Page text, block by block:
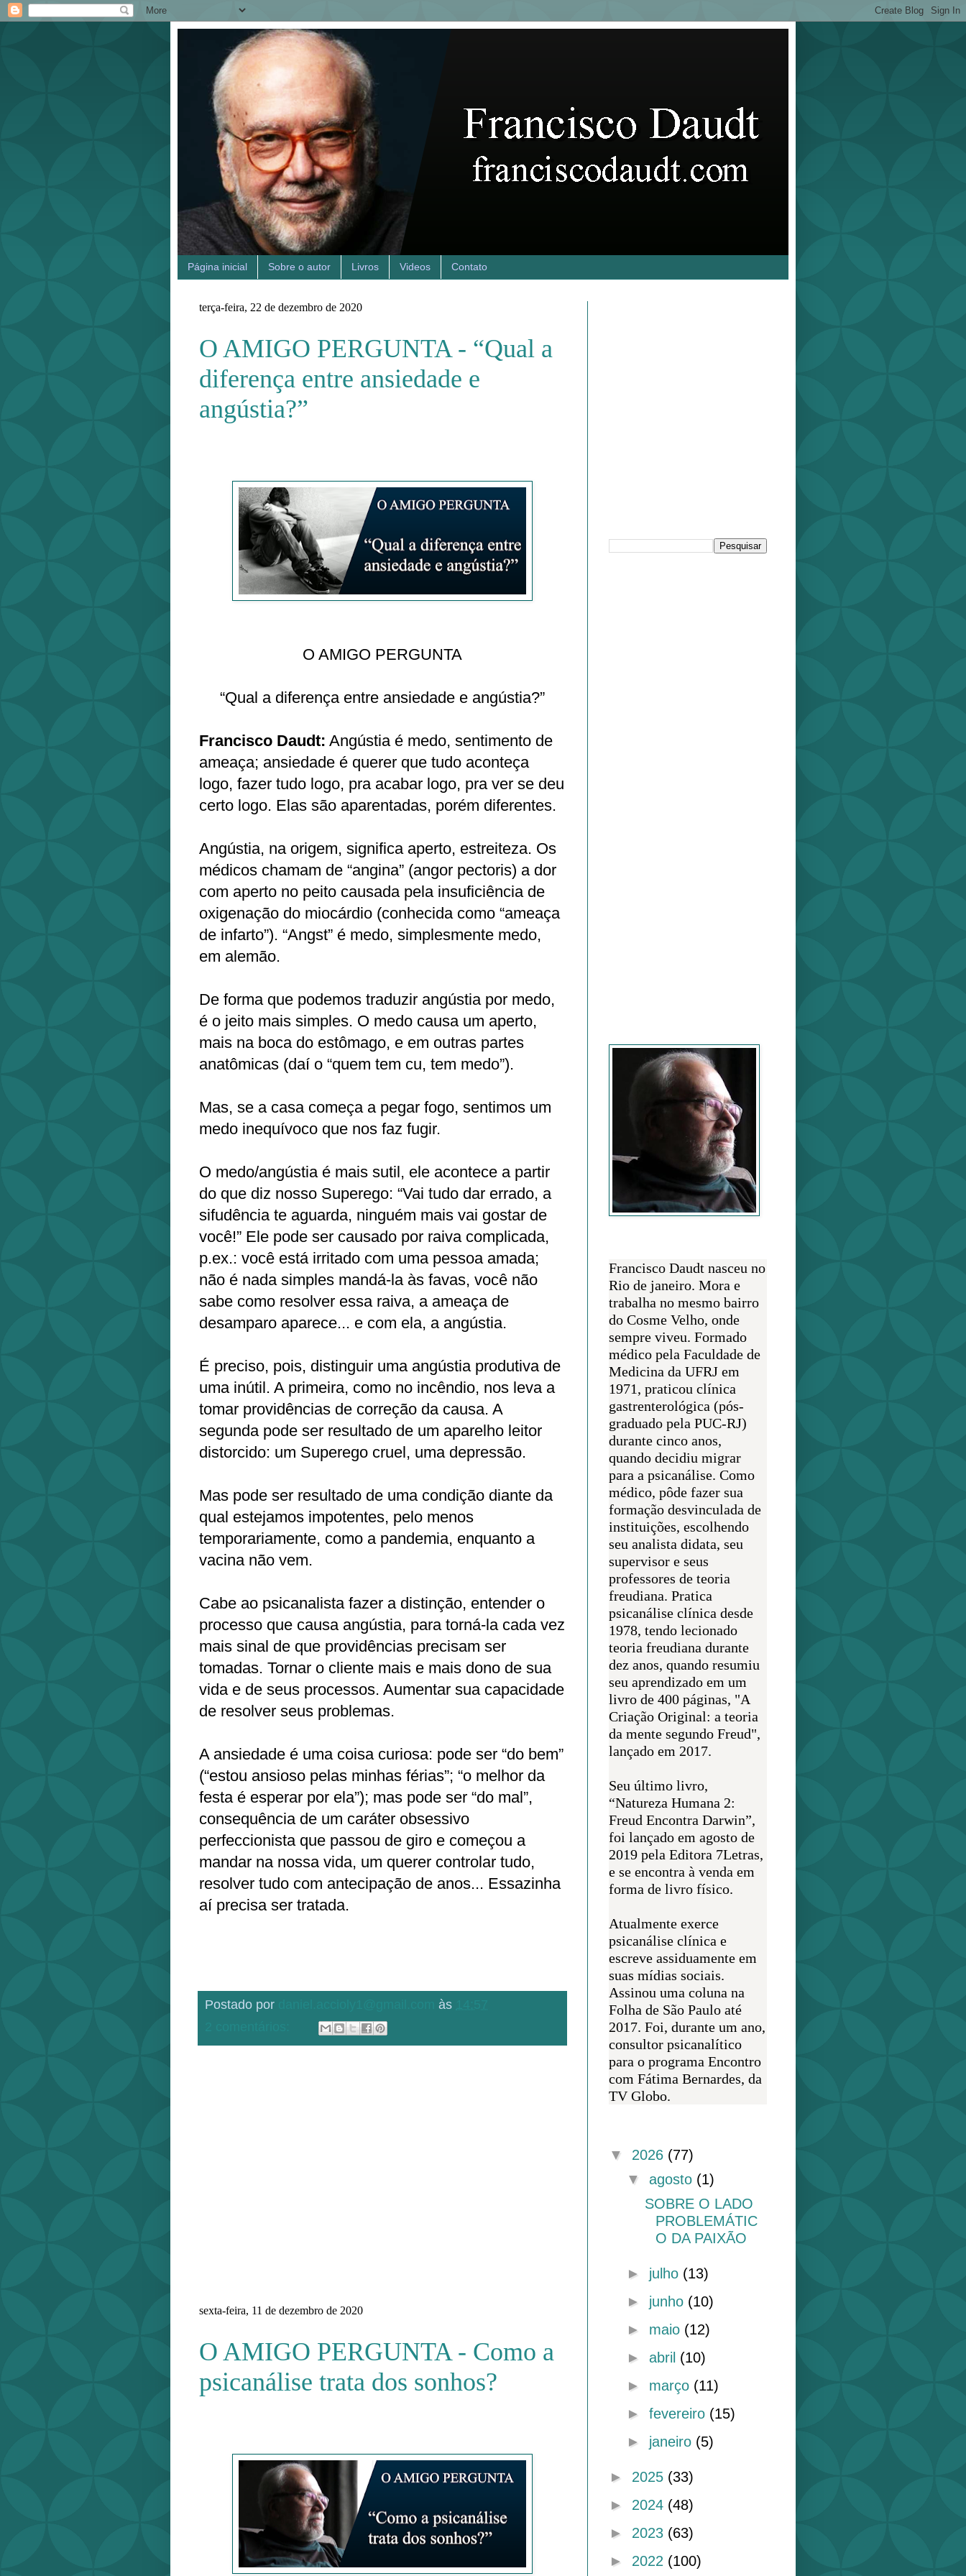
Página inicial Sobre o autor Livros Videos Contato
terça-feira, 22 de dezembro de 2020
O AMIGO PERGUNTA - “Qual a
diferença entre ansiedade e
angústia?”
O AMIGO PERGUNTA
“Qual a diferença entre ansiedade e angústia?”
Francisco Daudt: Angústia é medo, sentimento de
ameaça; ansiedade é querer que tudo aconteça
logo, fazer tudo logo, pra acabar logo, pra ver se deu
certo logo. Elas são aparentadas, porém diferentes.
Angústia, na origem, significa aperto, estreiteza. Os
médicos chamam de “angina” (angor pectoris) a dor
com aperto no peito causada pela insuficiência de
oxigenação do miocárdio (conhecida como “ameaça
de infarto”). “Angst” é medo, simplesmente medo,
em alemão.
De forma que podemos traduzir angústia por medo,
é o jeito mais simples. O medo causa um aperto,
mais na boca do estômago, e em outras partes
anatômicas (daí o “quem tem cu, tem medo”).
Mas, se a casa começa a pegar fogo, sentimos um
medo inequívoco que nos faz fugir.
O medo/angústia é mais sutil, ele acontece a partir
do que diz nosso Superego: “Vai tudo dar errado, a
sifudência te aguarda, ninguém mais vai gostar de
você!” Ele pode ser causado por raiva complicada,
p.ex.: você está irritado com uma pessoa amada;
não é nada simples mandá-la às favas, você não
sabe como resolver essa raiva, a ameaça de
desamparo aparece... e com ela, a angústia.
É preciso, pois, distinguir uma angústia produtiva de
uma inútil. A primeira, como no incêndio, nos leva a
tomar providências de correção da causa. A
segunda pode ser resultado de um aparelho leitor
distorcido: um Superego cruel, uma depressão.
Mas pode ser resultado de uma condição diante da
qual estejamos impotentes, pelo menos
temporariamente, como a pandemia, enquanto a
vacina não vem.
Cabe ao psicanalista fazer a distinção, entender o
processo que causa angústia, para torná-la cada vez
mais sinal de que providências precisam ser
tomadas. Tornar o cliente mais e mais dono de sua
vida e de seus processos. Aumentar sua capacidade
de resolver seus problemas.
A ansiedade é uma coisa curiosa: pode ser “do bem”
(“estou ansioso pelas minhas férias”; “o melhor da
festa é esperar por ela”); mas pode ser “do mal”,
consequência de um caráter obsessivo
perfeccionista que passou de giro e começou a
mandar na nossa vida, um querer controlar tudo,
resolver tudo com antecipação de anos... Essazinha
aí precisa ser tratada.
Postado por às
sexta-feira, 11 de dezembro de 2020
O AMIGO PERGUNTA - Como a
psicanálise trata dos sonhos?
Francisco Daudt nasceu no
Rio de janeiro. Mora e
trabalha no mesmo bairro
do Cosme Velho, onde
sempre viveu. Formado
médico pela Faculdade de
Medicina da UFRJ em
1971, praticou clínica
gastrenterológica (pós-
graduado pela PUC-RJ)
durante cinco anos,
quando decidiu migrar
para a psicanálise. Como
médico, pôde fazer sua
formação desvinculada de
instituições, escolhendo
seu analista didata, seu
supervisor e seus
professores de teoria
freudiana. Pratica
psicanálise clínica desde
1978, tendo lecionado
teoria freudiana durante
dez anos, quando resumiu
seu aprendizado em um
livro de 400 páginas, "A
Criação Original: a teoria
da mente segundo Freud",
lançado em 2017.
Seu último livro,
“Natureza Humana 2:
Freud Encontra Darwin”,
foi lançado em agosto de
2019 pela Editora 7Letras,
e se encontra à venda em
forma de livro físico.
Atualmente exerce
psicanálise clínica e
escreve assiduamente em
suas mídias sociais.
Assinou uma coluna na
Folha de São Paulo até
2017. Foi, durante um ano,
consultor psicanalítico
para o programa Encontro
com Fátima Bernardes, da
TV Globo.
▼ 2026 (77)
▼ agosto (1)
SOBRE O LADO
PROBLEMÁTIC
O DA PAIXÃO
► julho (13)
► junho (10)
► maio (12)
► abril (10)
► março (11)
► fevereiro (15)
► janeiro (5)
► 2025 (33)
► 2024 (48)
► 2023 (63)
► 2022 (100)